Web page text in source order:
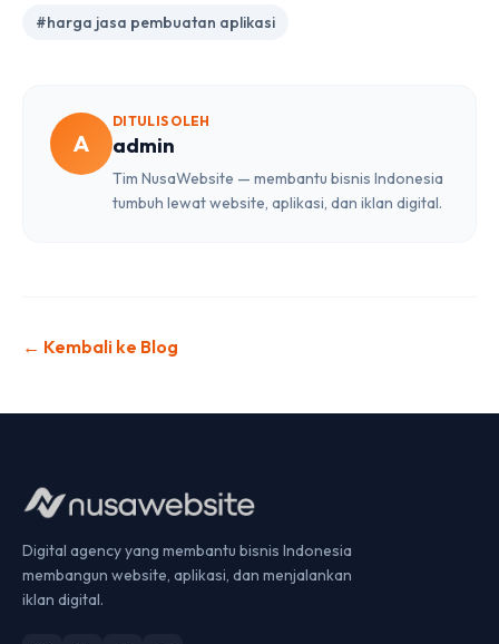
#harga jasa pembuatan aplikasi
A
DITULIS OLEH
admin
Tim NusaWebsite — membantu bisnis Indonesia
tumbuh lewat website, aplikasi, dan iklan digital.
← Kembali ke Blog
Digital agency yang membantu bisnis Indonesia
membangun website, aplikasi, dan menjalankan
iklan digital.